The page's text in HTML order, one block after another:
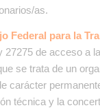
as.
Federal para la
27275 de acceso a
se trata de un
carácter
técnica y la